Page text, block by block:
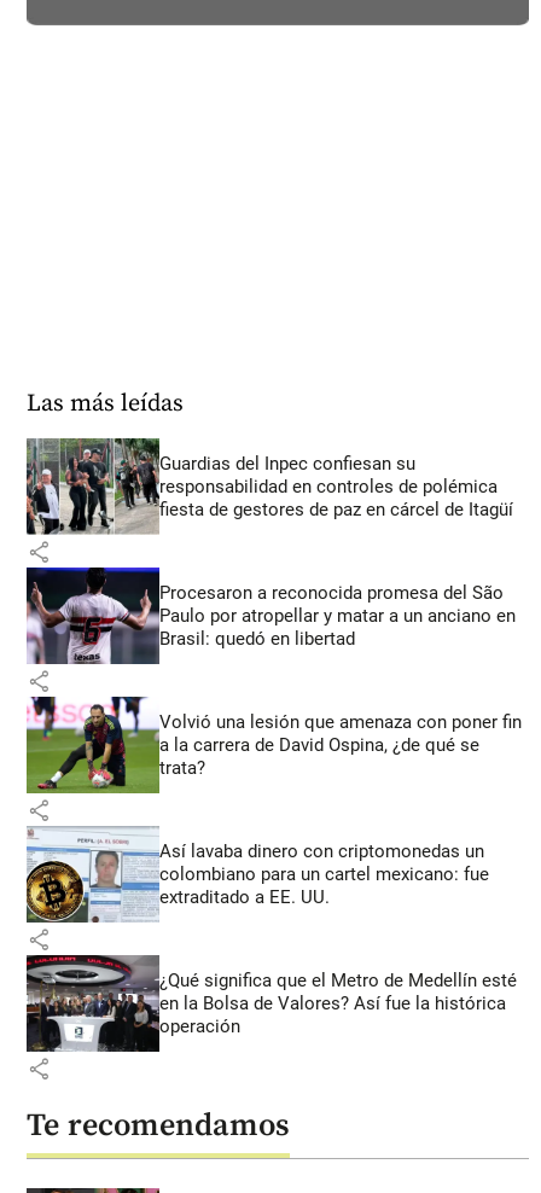
Las más leídas
Guardias del Inpec confiesan su
responsabilidad en controles de polémica
fiesta de gestores de paz en cárcel de Itagüí
share
Procesaron a reconocida promesa del São
Paulo por atropellar y matar a un anciano en
Brasil: quedó en libertad
share
Volvió una lesión que amenaza con poner fin
a la carrera de David Ospina, ¿de qué se
trata?
share
Así lavaba dinero con criptomonedas un
colombiano para un cartel mexicano: fue
extraditado a EE. UU.
share
¿Qué significa que el Metro de Medellín esté
en la Bolsa de Valores? Así fue la histórica
operación
share
Te recomendamos